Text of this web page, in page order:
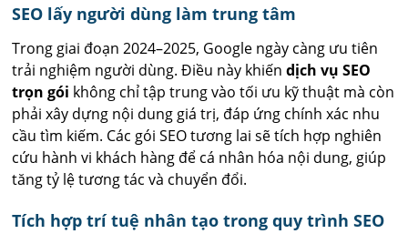
SEO lấy người dùng làm trung tâm
Trong giai đoạn 2024–2025, Google ngày càng ưu tiên
trải nghiệm người dùng. Điều này khiếndịch vụ SEO
trọn gói không chỉ tập trung vào tối ưu kỹ thuật mà còn
phải xây dựng nội dung giá trị, đáp ứng chính xác nhu
cầu tìm kiếm. Các gói SEO tương lai sẽ tích hợp nghiên
cứu hành vi khách hàng để cá nhân hóa nội dung, giúp
tăng tỷ lệ tương tác và chuyển đổi.
Tích hợp trí tuệ nhân tạo trong quy trình SEO